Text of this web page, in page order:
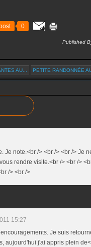
0
Published
AU... PETITE RANDONNÉE
Je note.<br /> <br /> <br /> Je
rendre visite.<br /> <br />
/> <br />
15:27
Je suis
aujourd'hui j'ai appris plein